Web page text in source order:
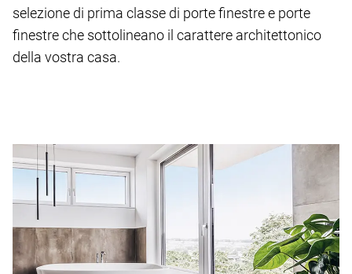
selezione di prima classe di porte finestre e porte
finestre che sottolineano il carattere architettonico
della vostra casa.